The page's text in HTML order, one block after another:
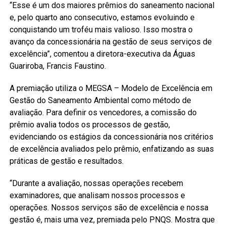
“Esse é um dos maiores prêmios do saneamento nacional
e, pelo quarto ano consecutivo, estamos evoluindo e
conquistando um troféu mais valioso. Isso mostra o
avanço da concessionária na gestão de seus serviços de
excelência”, comentou a diretora-executiva da Águas
Guariroba, Francis Faustino.
A premiação utiliza o MEGSA – Modelo de Excelência em
Gestão do Saneamento Ambiental como método de
avaliação. Para definir os vencedores, a comissão do
prêmio avalia todos os processos de gestão,
evidenciando os estágios da concessionária nos critérios
de excelência avaliados pelo prêmio, enfatizando as suas
práticas de gestão e resultados.
“Durante a avaliação, nossas operações recebem
examinadores, que analisam nossos processos e
operações. Nossos serviços são de excelência e nossa
gestão é, mais uma vez, premiada pelo PNQS. Mostra que